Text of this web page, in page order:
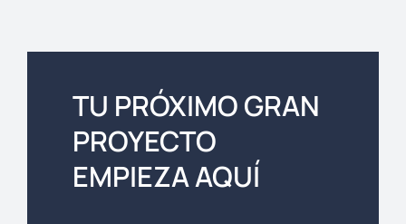
TU PRÓXIMO GRAN
PROYECTO
EMPIEZA AQUÍ